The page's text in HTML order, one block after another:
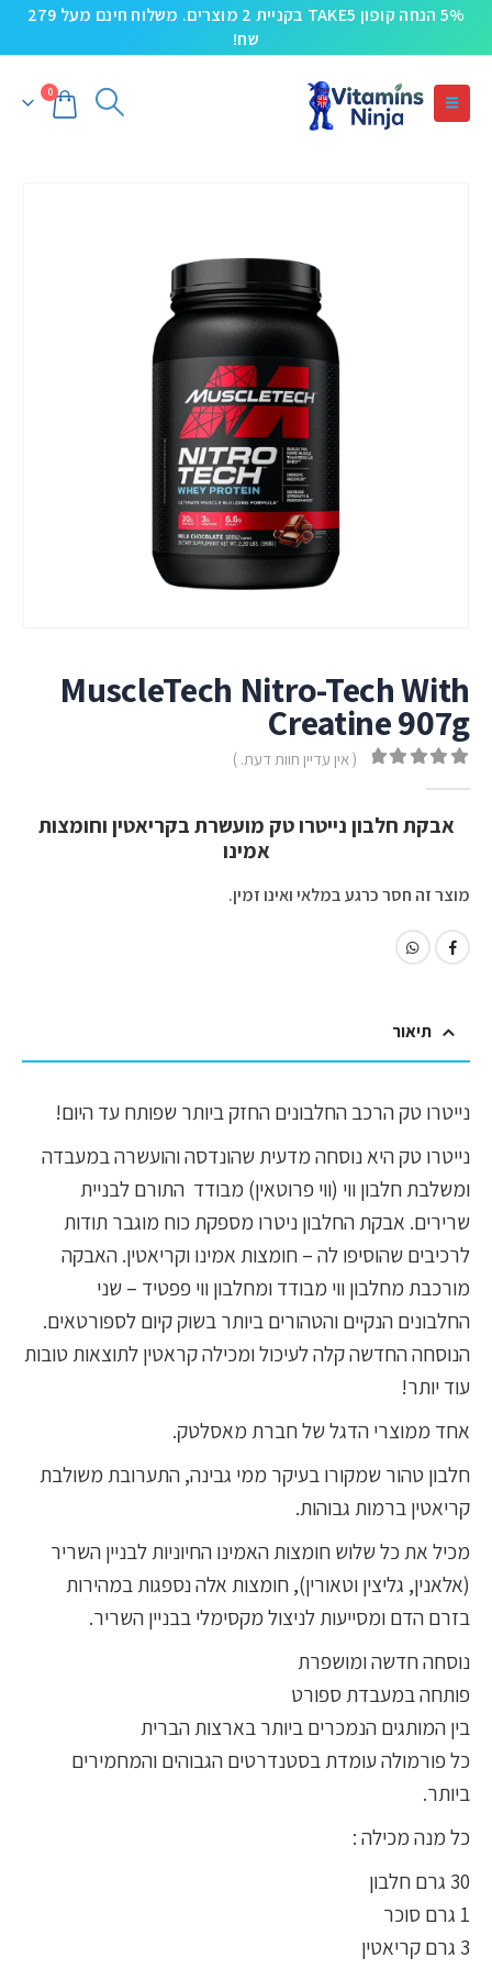
5% הנחה קופון TAKE5 בקניית 2 מוצרים. משלוח חינם מעל 279
שח!
0
MuscleTech Nitro-Tech With
Creatine 907g
( אין עדיין חוות דעת. )
אבקת חלבון נייטרו טק מועשרת בקריאטין וחומצות
אמינו
מוצר זה חסר כרגע במלאי ואינו זמין.
תיאור
נייטרו טק הרכב החלבונים החזק ביותר שפותח עד היום!
נייטרו טק היא נוסחה מדעית שהונדסה והועשרה במעבדה
ומשלבת חלבון ווי (ווי פרוטאין) מבודד התורם לבניית
שרירים. אבקת החלבון ניטרו מספקת כוח מוגבר תודות
לרכיבים שהוסיפו לה – חומצות אמינו וקריאטין. האבקה
מורכבת מחלבון ווי מבודד ומחלבון ווי פפטיד – שני
החלבונים הנקיים והטהורים ביותר בשוק קיום לספורטאים.
הנוסחה החדשה קלה לעיכול ומכילה קראטין לתוצאות טובות
עוד יותר!
אחד ממוצרי הדגל של חברת מאסלטק.
חלבון טהור שמקורו בעיקר ממי גבינה, התערובת משולבת
קריאטין ברמות גבוהות.
מכיל את כל שלוש חומצות האמינו החיוניות לבניין השריר
(אלאנין, גליצין וטאורין), חומצות אלה נספגות במהירות
בזרם הדם ומסייעות לניצול מקסימלי בבניין השריר.
נוסחה חדשה ומושפרת
פותחה במעבדת ספורט
בין המותגים הנמכרים ביותר בארצות הברית
כל פורמולה עומדת בסטנדרטים הגבוהים והמחמירים
ביותר.
כל מנה מכילה :
30 גרם חלבון
1 גרם סוכר
3 גרם קריאטין